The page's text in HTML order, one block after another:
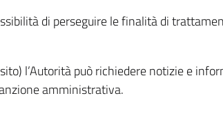
di perseguire le finalità di
l’Autorità può richiedere notizie e
amministrativa.